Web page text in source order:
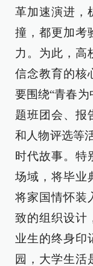
革加速演进，
撞，都更加考
力。为此，高
信念教育的核
要围绕“青春
题班团会、报
和人物评选等
时代故事。特
场域，将毕业
将家国情怀装
致的组织设计
业生的终身印
园，大学生活